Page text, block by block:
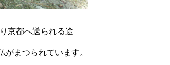
京都へ送られる途
まつられています。